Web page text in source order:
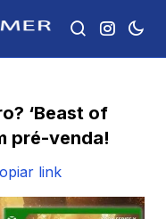
‘Beast of
pré-venda!
link